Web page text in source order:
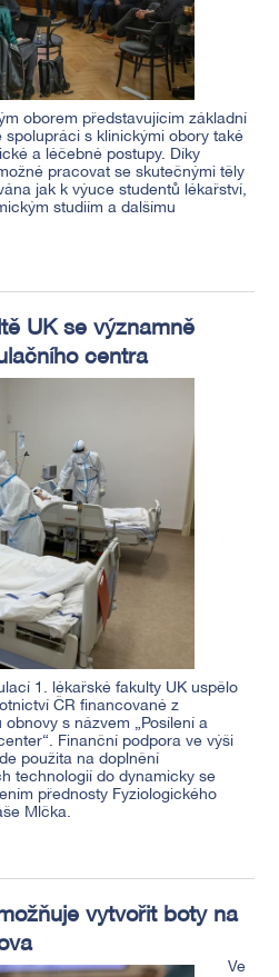
oborem představujícím základní
spolupráci s klinickými obory také
a léčebné postupy. Díky
pracovat se skutečnými těly
jak k výuce studentů lékařství,
studiím a dalšímu
UK se významně
centra
1. lékařské fakulty UK uspělo
ČR financované z
s názvem „Posílení a
Finanční podpora ve výši
použita na doplnění
technologií do dynamicky se
přednosty Fyziologického
Mlčka.
vytvořit boty na
Ve